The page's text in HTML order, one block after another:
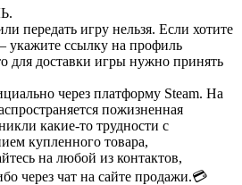
передать игру нельзя. Если хотите
укажите ссылку на профиль
для доставки игры нужно принять
через платформу Steam. На
пожизненная
какие-то трудности с
купленного товара,
на любой из контактов,
через чат на сайте продажи.💳